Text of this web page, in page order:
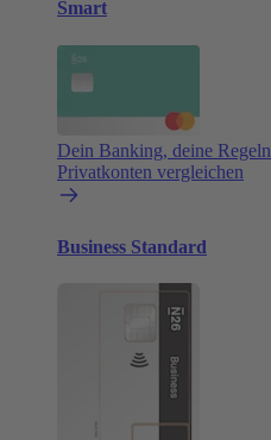
Smart
Dein Banking, deine Regeln
Privatkonten vergleichen
Business Standard